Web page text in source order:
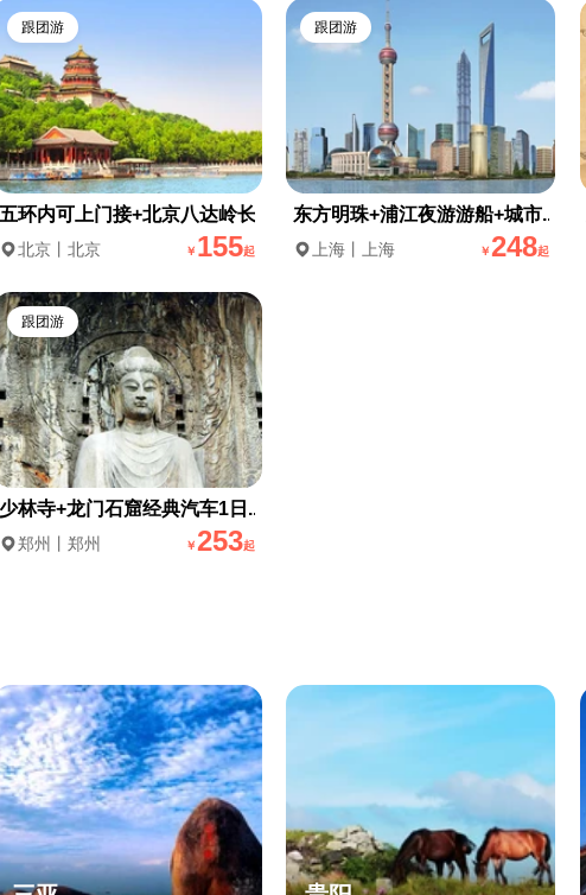
跟团游
五环内可上门接+北京八达岭长...
北京丨北京 ￥ 155起
跟团游
东方明珠+浦江夜游游船+城市...
上海丨上海 ￥248起
跟团游
少林寺+龙门石窟经典汽车1日...
郑州丨郑州 ￥253起